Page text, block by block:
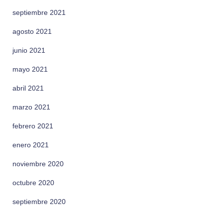
septiembre 2021
agosto 2021
junio 2021
mayo 2021
abril 2021
marzo 2021
febrero 2021
enero 2021
noviembre 2020
octubre 2020
septiembre 2020